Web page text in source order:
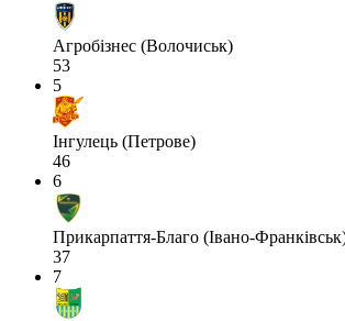
Агробізнес (Волочиськ)
53
5
Інгулець (Петрове)
46
6
Прикарпаття-Благо (Івано-
37
7